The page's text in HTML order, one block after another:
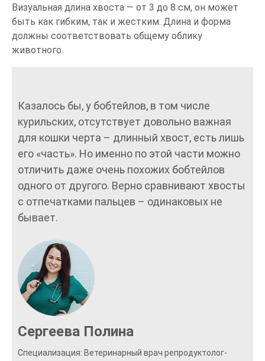
Визуальная длина хвоста — от 3 до 8 см, он может
быть как гибким, так и жестким. Длина и форма
должны соответствовать общему облику
животного.
Казалось бы, у бобтейлов, в том числе
курильских, отсутствует довольно важная
для кошки черта – длинный хвост, есть лишь
его «часть». Но именно по этой части можно
отличить даже очень похожих бобтейлов
одного от другого. Верно сравнивают хвосты
с отпечатками пальцев – одинаковых не
бывает.
Сергеева Полина
Специализация: Ветеринарный врач репродуктолог-